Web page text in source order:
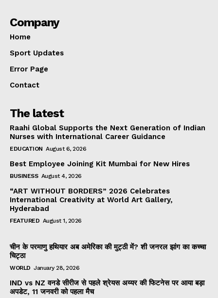
Company
Home
Sport Updates
Error Page
Contact
The latest
Raahi Global Supports the Next Generation of Indian
Nurses with International Career Guidance
EDUCATION August 6, 2026
Best Employee Joining Kit Mumbai for New Hires
BUSINESS August 4, 2026
“ART WITHOUT BORDERS” 2026 Celebrates
International Creativity at World Art Gallery,
Hyderabad
FEATURED August 1, 2026
चीन के परमाणु हथियार अब अमेरिका की मुट्ठी में? शी जनरल झांग का कच्चा
चिट्ठा
WORLD January 28, 2026
IND vs NZ वनडे सीरीज से पहले श्रेयस अय्यर की फिटनेस पर आया बड़ा
अपडेट, 11 जनवरी को पहला मैच